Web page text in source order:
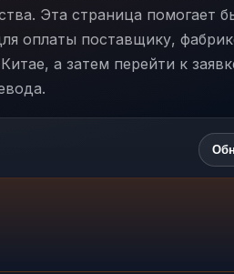
Эта страница помогает
оплаты поставщику,
а затем перейти к